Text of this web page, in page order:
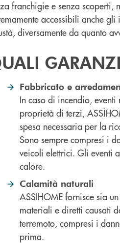
franchigie e senza scoperti,
accessibili anche
diversamente da quanto
Fabbricato e
In caso di incendio,
proprietà di terzi,
spesa necessaria per la
Sono sempre compresi i
veicoli elettrici. Gli eventi
calore.
Calamità naturali
ASSIHOME fornisce sia
materiali e diretti causati
terremoto, compresi i
prima.